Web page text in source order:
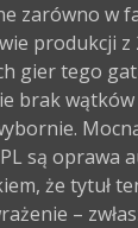
zarówno w
produkcji
gier tego
brak
są oprawa
że tytuł
–